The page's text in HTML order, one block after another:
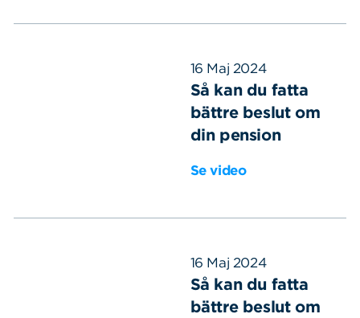
16 Maj 2024
Så kan du fatta
bättre beslut om
din pension
Se video
16 Maj 2024
Så kan du fatta
bättre beslut om